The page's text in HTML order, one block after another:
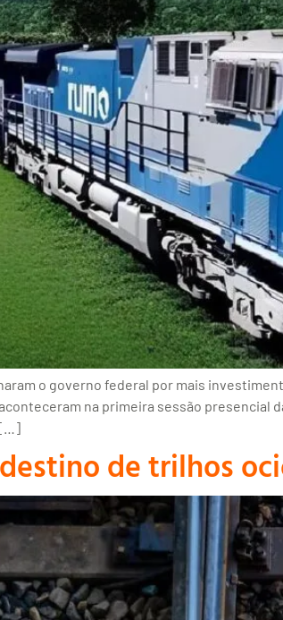
o governo federal por mais
na primeira sessão presencial
[…]
de trilhos